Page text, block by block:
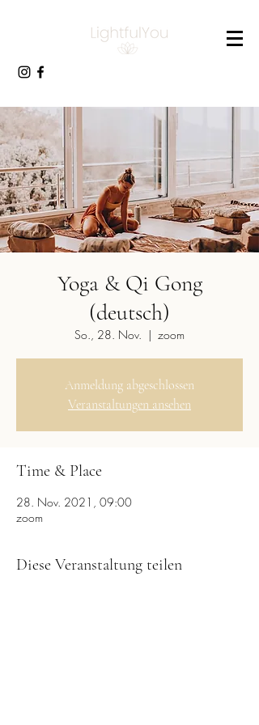
Yoga & Qi Gong
(deutsch)
So., 28. Nov.
  |
zoom
Anmeldung abgeschlossen
Veranstaltungen ansehen
Time & Place
28. Nov. 2021, 09:00
zoom
Diese Veranstaltung teilen